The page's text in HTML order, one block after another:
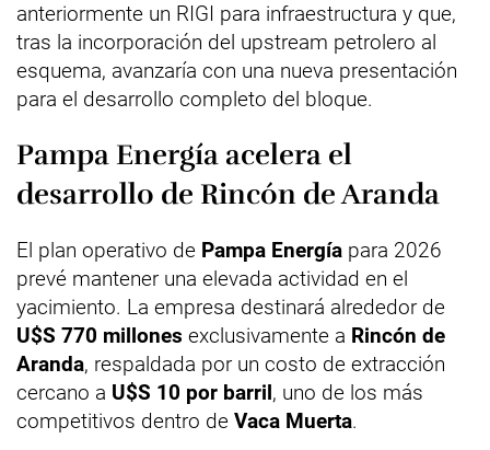
anteriormente un RIGI para infraestructura y que,
tras la incorporación del upstream petrolero al
esquema, avanzaría con una nueva presentación
para el desarrollo completo del bloque.
Pampa Energía acelera el
desarrollo de Rincón de Aranda
El plan operativo de Pampa Energía para 2026
prevé mantener una elevada actividad en el
yacimiento. La empresa destinará alrededor de
U$S 770 millones exclusivamente a Rincón de
Aranda, respaldada por un costo de extracción
cercano a U$S 10 por barril, uno de los más
competitivos dentro de Vaca Muerta.